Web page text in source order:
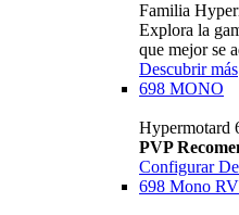
Familia
Explora la
que mejor se
Descubrir más
698 MONO
Hypermotard
PVP
Configurar
698 Mono